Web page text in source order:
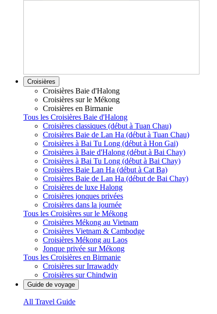
Croisières
Croisières Baie d'Halong
Croisières sur le Mékong
Croisières en Birmanie
Tous les Croisières Baie d'Halong
Croisières classiques (début à Tuan Chau)
Croisières Baie de Lan Ha (début à Tuan Chau)
Croisières à Bai Tu Long (début à Hon Gai)
Croisières à Baie d'Halong (début à Bai Chay)
Croisières à Bai Tu Long (début à Bai Chay)
Croisières Baie Lan Ha (début à Cat Ba)
Croisières Baie de Lan Ha (début de Bai Chay)
Croisières de luxe Halong
Croisières jonques privées
Croisières dans la journée
Tous les Croisières sur le Mékong
Croisières Mékong au Vietnam
Croisières Vietnam & Cambodge
Croisières Mékong au Laos
Jonque privée sur Mékong
Tous les Croisières en Birmanie
Croisières sur Irrawaddy
Croisières sur Chindwin
Guide de voyage
All Travel Guide